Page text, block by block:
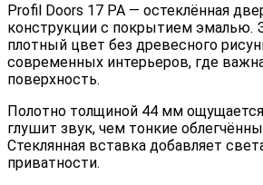
Profil Doors 17 PA — остеклённая
конструкции с покрытием эмалью.
плотный цвет без древесного
современных интерьеров, где
поверхность.
Полотно толщиной 44 мм
глушит звук, чем тонкие
Стеклянная вставка добавляет
приватности.